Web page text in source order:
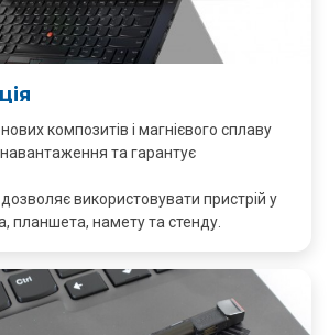
композитів і магнієвого сплаву
та гарантує
використовувати пристрій у
планшета, намету та стенду.